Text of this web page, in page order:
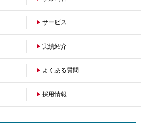
サービス
企業のお客さまへ
実績紹介
沿革
よくある質問
採用情報